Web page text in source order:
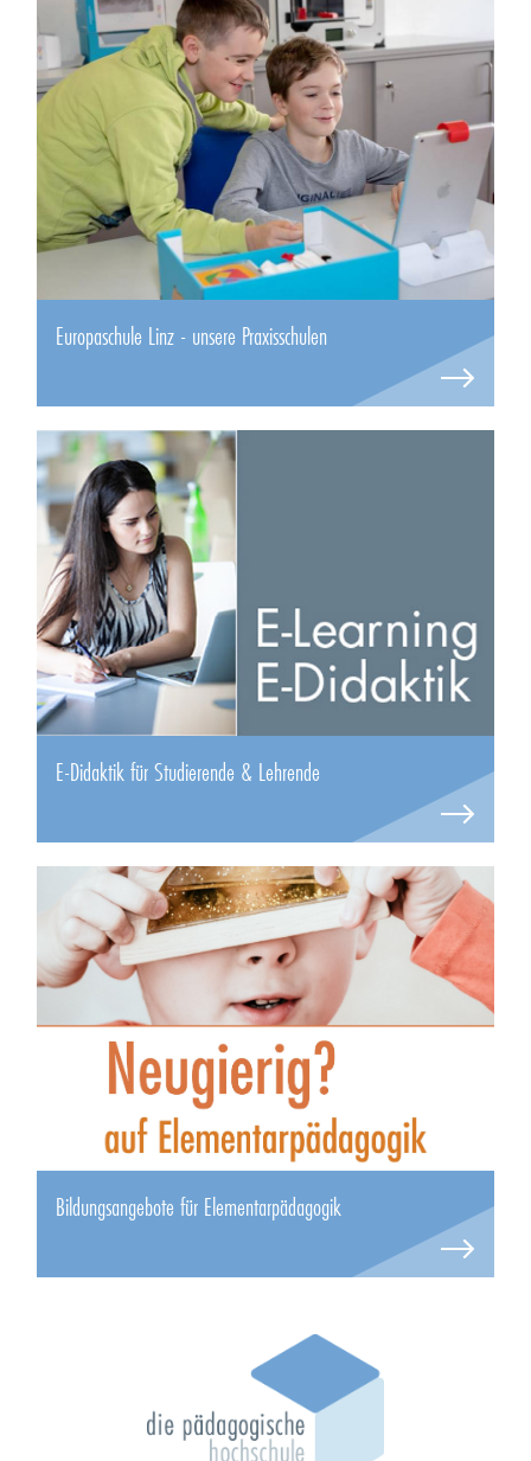
Europaschule Linz - unsere Praxisschulen
E-Didaktik für Studierende & Lehrende
Bildungsangebote für Elementarpädagogik